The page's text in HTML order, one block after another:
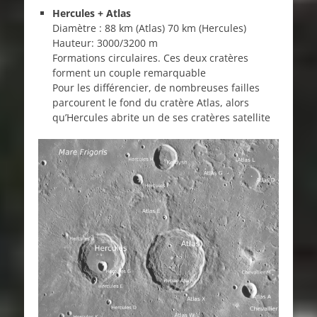
Hercules + Atlas
Diamètre : 88 km (Atlas) 70 km (Hercules)
Hauteur: 3000/3200 m
Formations circulaires. Ces deux cratères
forment un couple remarquable
Pour les différencier, de nombreuses failles
parcourent le fond du cratère Atlas, alors
qu’Hercules abrite un de ses cratères satellite